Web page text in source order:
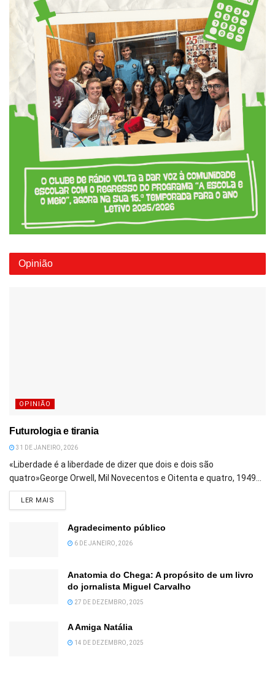
Opinião
OPINIÃO
Futurologia e tirania
31 DE JANEIRO, 2026
«Liberdade é a liberdade de dizer que dois e dois são
quatro»George Orwell, Mil Novecentos e Oitenta e quatro, 1949...
LER MAIS
Agradecimento público
6 DE JANEIRO, 2026
Anatomia do Chega: A propósito de um livro
do jornalista Miguel Carvalho
27 DE DEZEMBRO, 2025
A Amiga Natália
14 DE DEZEMBRO, 2025